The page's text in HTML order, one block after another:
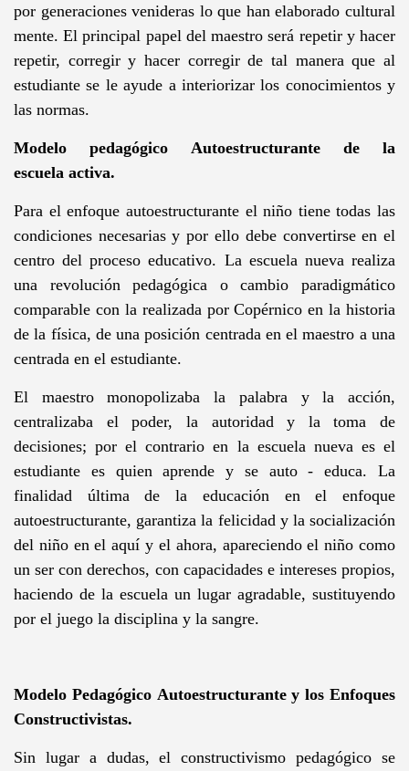
por generaciones venideras lo que han elaborado cultural
mente. El principal papel del maestro será repetir y hacer
repetir, corregir y hacer corregir de tal manera que al
estudiante se le ayude a interiorizar los conocimientos y
las normas.
Modelo pedagógico Autoestructurante de la
escuela activa.
Para el enfoque autoestructurante el niño tiene todas las
condiciones necesarias y por ello debe convertirse en el
centro del proceso educativo. La escuela nueva realiza
una revolución pedagógica o cambio paradigmático
comparable con la realizada por Copérnico en la historia
de la física, de una posición centrada en el maestro a una
centrada en el estudiante.
El maestro monopolizaba la palabra y la acción,
centralizaba el poder, la autoridad y la toma de
decisiones; por el contrario en la escuela nueva es el
estudiante es quien aprende y se auto - educa. La
finalidad última de la educación en el enfoque
autoestructurante, garantiza la felicidad y la socialización
del niño en el aquí y el ahora, apareciendo el niño como
un ser con derechos, con capacidades e intereses propios,
haciendo de la escuela un lugar agradable, sustituyendo
por el juego la disciplina y la sangre.
Modelo Pedagógico Autoestructurante y los Enfoques
Constructivistas.
Sin lugar a dudas, el constructivismo pedagógico se